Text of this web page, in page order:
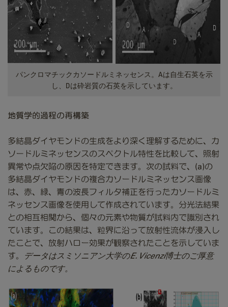
パンクロマチックカソードルミネッセンス。Aは自生石英を示
し、Dは砕岩質の石英を示しています。
地質学的過程の再構築
多結晶ダイヤモンドの生成をより深く理解するために、カ
ソードルミネッセンスのスペクトル特性を比較して、照射
異常や点欠陥の原因を特定できます。次の試料で、 (a)の
多結晶ダイヤモンドの複合カソードルミネッセンス画像
は、赤、緑、青の波長フィルタ補正を行ったカソードルミ
ネッセンス画像を使用して作成されています。分光法結果
との相互相関から、個々の元素や物質が試料内で識別され
ています。この結果は、粒界に沿って放射性流体が浸入し
たことで、放射ハロー効果が観察されたことを示していま
す。
データはスミソニアン大学のE. Vicenzi博士のご厚意
によるものです。